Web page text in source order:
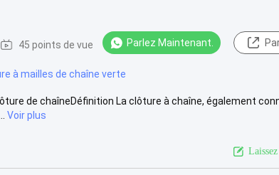
45 points de vue Parlez Maintenant.
à mailles de chaîne verte
de chaîneDéfinition La clôture à chaîne, également
Voir plus